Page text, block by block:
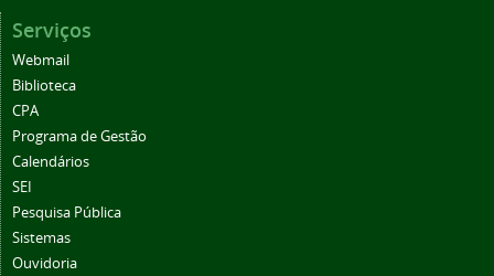
Serviços
Webmail
Biblioteca
CPA
Programa de Gestão
Calendários
SEI
Pesquisa Pública
Sistemas
Ouvidoria